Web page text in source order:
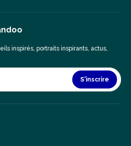
inspirés, portraits inspirants, actus,
S'inscrire